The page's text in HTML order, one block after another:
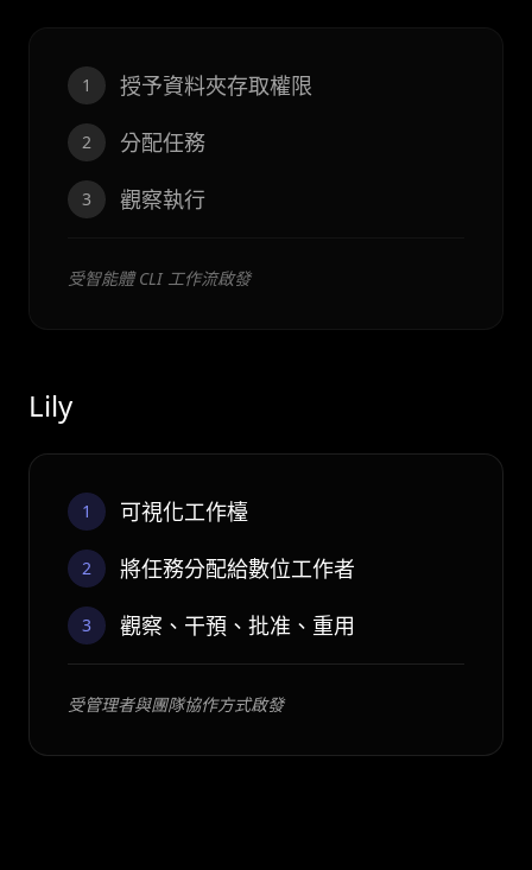
1 授予資料夾存取權限
2 分配任務
3 觀察執行
受智能體 CLI 工作流啟發
Lily
1 可視化工作檯
2 將任務分配給數位工作者
3 觀察、干預、批准、重用
受管理者與團隊協作方式啟發